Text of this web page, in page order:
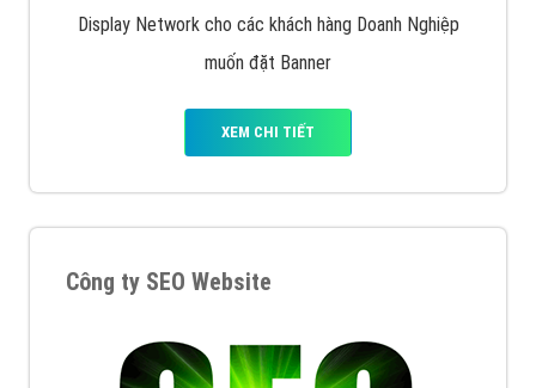
Display Network cho các khách hàng Doanh Nghiệp
muốn đặt Banner
XEM CHI TIẾT
Công ty SEO Website